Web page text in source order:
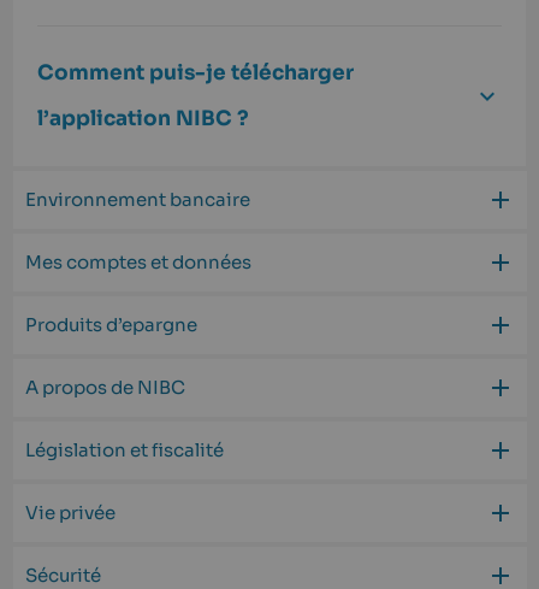
Comment puis-je télécharger
l’application NIBC ?
Environnement bancaire
Mes comptes et données
Produits d’epargne
A propos de NIBC
Législation et fiscalité
Vie privée
Sécurité